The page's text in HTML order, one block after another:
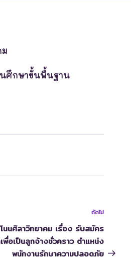
ม
นศึกษาขั้นพื้นฐาน
ถัดไป
นนศิลาวิทยาคม เรื่อง รับสมัคร
พื่อเป็นลูกจ้างชั่วคราว ตำแหน่ง
พนักงานรักษาความปลอดภัย